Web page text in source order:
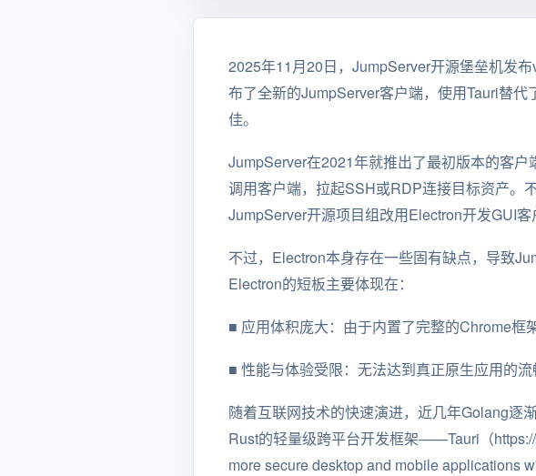
2025年11月20日，JumpServer开源堡垒机发
布了全新的JumpServer客户端，使用Tauri替
佳。
JumpServer在2021年就推出了最初版本的客
调用客户端，拉起SSH或RDP连接目标资产。
JumpServer开源项目组改用Electron开发GUI
不过，Electron本身存在一些固有缺点，导致
Electron的短板主要体现在：
■ 应用体积庞大：由于内置了完整的Chrome框
■ 性能与体验受限：无法达到真正原生应用的流
随着互联网技术的快速演进，近几年Golang逐
Rust的轻量级跨平台开发框架——Tauri（
more secure desktop and mobile applications